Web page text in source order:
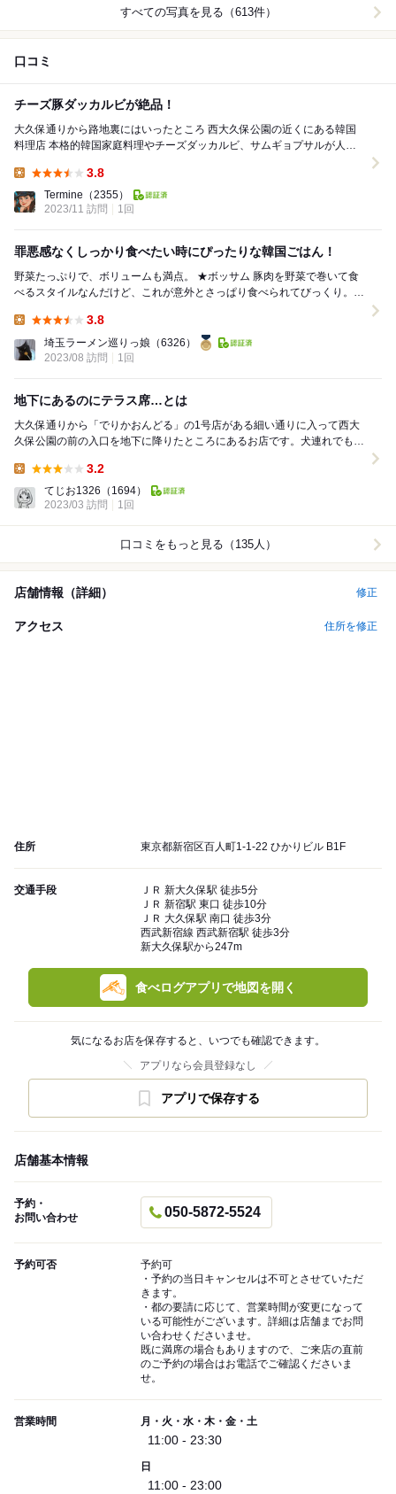
すべての写真を見る（613件）
口コミ
チーズ豚ダッカルビが絶品！
大久保通りから路地裏にはいったところ 西大久保公園の近くにある韓国
料理店 本格的韓国家庭料理やチーズダッカルビ、サムギョプサルが人
3.8
Termine （2355）
2023/11 訪問
1回
罪悪感なくしっかり食べたい時にぴったりな韓国ごはん！
野菜たっぷりで、ボリュームも満点。 ★ボッサム 豚肉を野菜で巻いて食
べるスタイルなんだけど、これが意外とさっぱり食べられてびっくり。
3.8
埼玉ラーメン巡りっ娘 （6326）
2023/08 訪問
1回
地下にあるのにテラス席…とは
大久保通りから「でりかおんどる」の1号店がある細い通りに入って西大
久保公園の前の入口を地下に降りたところにあるお店です。犬連れでもテ
3.2
てじお1326 （1694）
2023/03 訪問
1回
口コミをもっと見る（135人）
店舗情報（詳細） 修正
アクセス 住所を修正
住所 東京都新宿区百人町1-1-22 ひかりビル B1F
交通手段
ＪＲ 新大久保駅 徒歩5分
ＪＲ 新宿駅 東口 徒歩10分
ＪＲ 大久保駅 南口 徒歩3分
西武新宿線 西武新宿駅 徒歩3分
新大久保駅から247m
食べログアプリで地図を開く
気になるお店を保存すると、いつでも確認できます。
アプリなら会員登録なし
アプリで保存する
店舗基本情報
予約・
お問い合わせ
050-5872-5524
予約可否
予約可
・予約の当日キャンセルは不可とさせていただ
きます。
・都の要請に応じて、営業時間が変更になって
いる可能性がございます。詳細は店舗までお問
い合わせくださいませ。
既に満席の場合もありますので、ご来店の直前
のご予約の場合はお電話でご確認くださいま
せ。
営業時間 月・火・水・木・金・土
11:00 - 23:30
日
11:00 - 23:00